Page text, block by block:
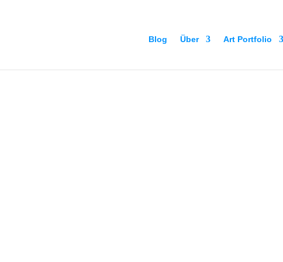
Blog Über Art Portfolio